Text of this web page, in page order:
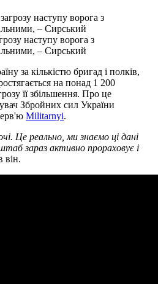
наступу ворога з
– Сирський
за кількістю бригад і полків,
на понад 1 200
її збільшення. Про це
Збройних сил України
Militarnyi.
Це реально, ми знаємо ці дані
зараз активно прораховує і
він.